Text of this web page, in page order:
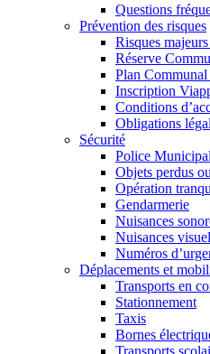
Questions
Prévention des risques
Risques
Réserve
Plan
Inscription
Conditions
Obligations
Sécurité
Police
Objets perdus
Opération
Gendarmerie
Nuisances
Nuisances
Numéros
Déplacements et
Transports en
Stationnement
Taxis
Bornes
Transports